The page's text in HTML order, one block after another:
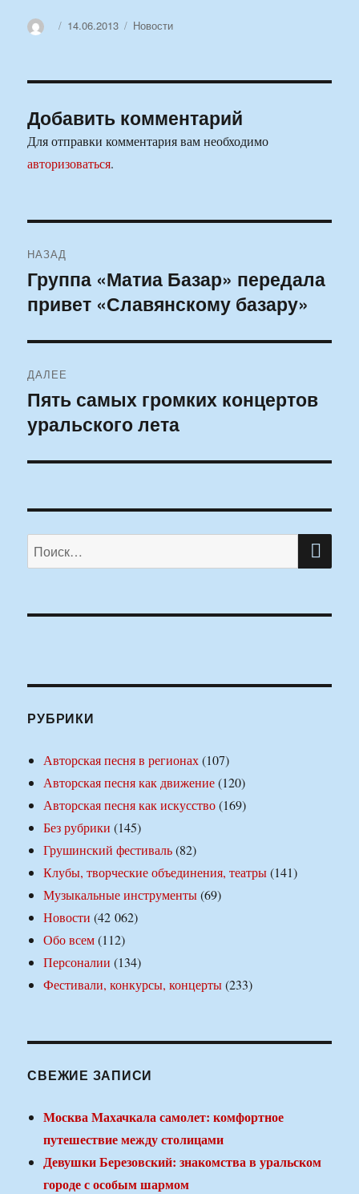
АвторОпубликовано
14.06.2013 Рубрики
Новости
Добавить комментарий
Для отправки комментария вам необходимо
авторизоваться.
по
записям
НАЗАД
Предыдущая
запись:
Группа «Матиа Базар» передала
привет «Славянскому базару»
ДАЛЕЕ
Следующая
запись:
Пять самых громких концертов
уральского лета
Искать:
РУБРИКИ
Авторская песня в регионах(107)
Авторская песня как движение(120)
Авторская песня как искусство(169)
Без рубрики (145)
Грушинский фестиваль(82)
Клубы, творческие объединения, театры(141)
Музыкальные инструменты(69)
Новости (42 062)
Обо всем(112)
Персоналии (134)
Фестивали, конкурсы, концерты(233)
СВЕЖИЕ ЗАПИСИ
Москва Махачкала самолет: комфортное
путешествие между столицами
Девушки Березовский: знакомства в уральском
городе с особым шармом